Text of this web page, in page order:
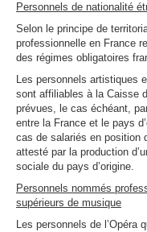
Personnels de nationalité
Selon le principe de
professionnelle en France
des régimes obligatoires
Les personnels artistiques
sont affiliables à la Caisse
prévues, le cas échéant,
entre la France et le pays
cas de salariés en position
attesté par la production
sociale du pays d’origine.
Personnels nommés
supérieurs de musique
Les personnels de l’Opéra